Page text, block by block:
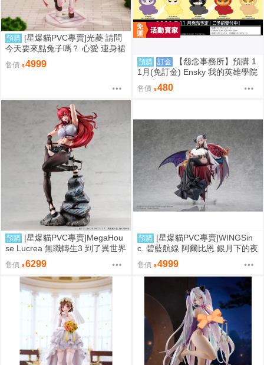
預購 [星爆貓PVC專賣]光菱 請問
今天要來點兔子嗎？ 心愛 連身裙
Ver. 預計2027/08到貨
售價 4999 預購 訂金
【怨念事務所】預購 1
1月(免訂金) Ensky 我的英雄學院
Q版動物裝珠鍊布偶吊飾 娃娃 第
2彈 9款分售 0816
售價 480
預購 [星爆貓PVC專賣]MegaHou
se Lucrea 無職轉生3 到了異世界
就拿出真本事 艾莉絲·伯雷亞斯·
格雷拉特 預計2027/06到貨
售價 6299
預購 [星爆貓PVC專賣]WINGSin
c. 碧藍航線 阿爾比恩 銀月下的夜
之眷屬 1/7 預計2028/01到貨
售價 4999